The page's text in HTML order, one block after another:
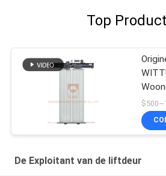
Top
De Exploitant van de liftdeur